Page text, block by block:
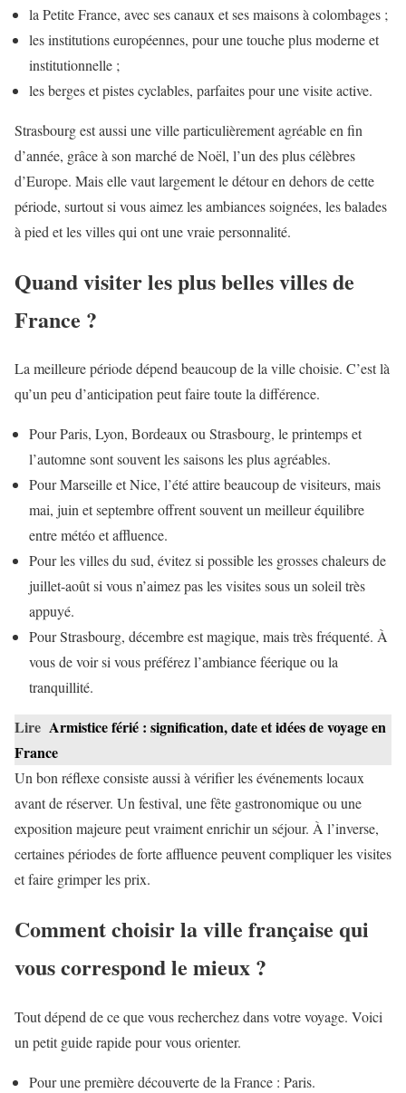
la Petite France, avec ses canaux et ses maisons à colombages ;
les institutions européennes, pour une touche plus moderne et
institutionnelle ;
les berges et pistes cyclables, parfaites pour une visite active.
Strasbourg est aussi une ville particulièrement agréable en fin
d’année, grâce à son marché de Noël, l’un des plus célèbres
d’Europe. Mais elle vaut largement le détour en dehors de cette
période, surtout si vous aimez les ambiances soignées, les balades
à pied et les villes qui ont une vraie personnalité.
Quand visiter les plus belles villes de
France ?
La meilleure période dépend beaucoup de la ville choisie. C’est là
qu’un peu d’anticipation peut faire toute la différence.
Pour Paris, Lyon, Bordeaux ou Strasbourg, le printemps et
l’automne sont souvent les saisons les plus agréables.
Pour Marseille et Nice, l’été attire beaucoup de visiteurs, mais
mai, juin et septembre offrent souvent un meilleur équilibre
entre météo et affluence.
Pour les villes du sud, évitez si possible les grosses chaleurs de
juillet-août si vous n’aimez pas les visites sous un soleil très
appuyé.
Pour Strasbourg, décembre est magique, mais très fréquenté. À
vous de voir si vous préférez l’ambiance féerique ou la
tranquillité.
Lire Armistice férié : signification, date et idées de voyage en
France
Un bon réflexe consiste aussi à vérifier les événements locaux
avant de réserver. Un festival, une fête gastronomique ou une
exposition majeure peut vraiment enrichir un séjour. À l’inverse,
certaines périodes de forte affluence peuvent compliquer les visites
et faire grimper les prix.
Comment choisir la ville française qui
vous correspond le mieux ?
Tout dépend de ce que vous recherchez dans votre voyage. Voici
un petit guide rapide pour vous orienter.
Pour une première découverte de la France : Paris.